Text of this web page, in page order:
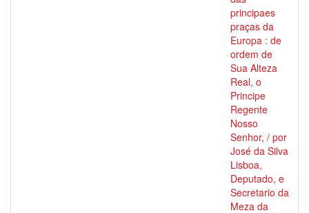
principaes
praças da
Europa : de
ordem de
Sua Alteza
Real, o
Principe
Regente
Nosso
Senhor, / por
José da Silva
Lisboa,
Deputado, e
Secretario da
Meza da